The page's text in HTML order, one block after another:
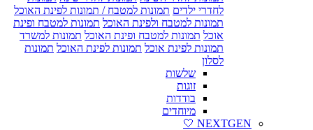
לחדרי ילדים תמונות למטבח / תמונות לפינת האוכל
תמונות למטבח ולפינת האוכל תמונות למטבח ופינת
אוכל תמונות למטבח ופינת האוכל תמונות למשרד
תמונות לפינת אוכל תמונות לפינת האוכל תמונות
לסלון
שלשות
זוגות
בודדות
מיוחדים
NEXTGEN 🤍